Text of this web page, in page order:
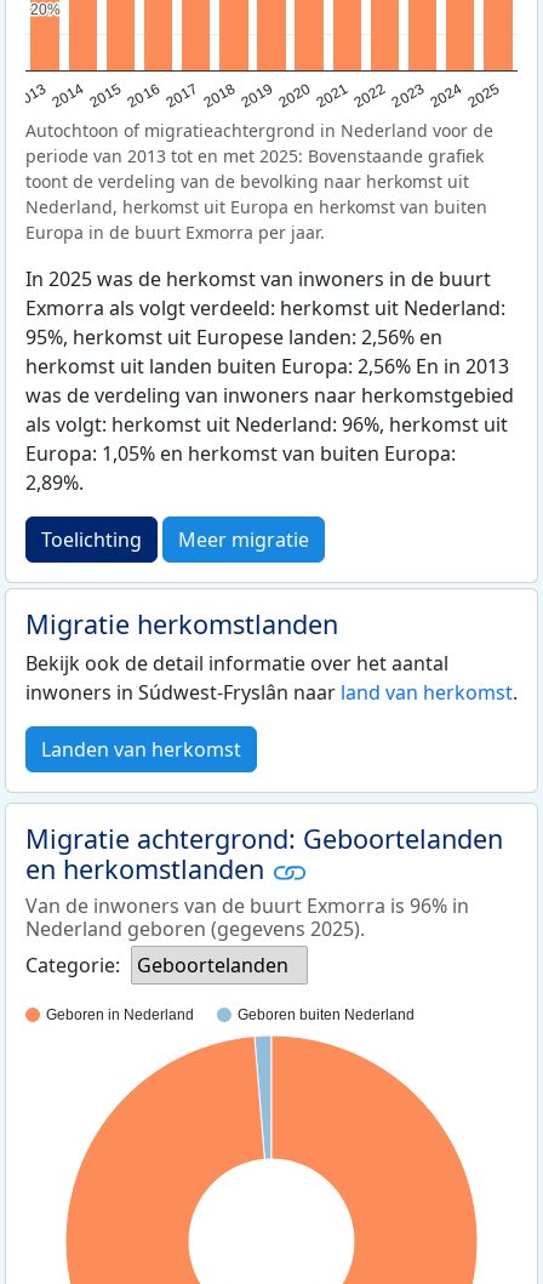
20132014201520162017 20182019 202020212022202320242025
20%
20%
Autochtoon of migratieachtergrond in Nederland voor de
periode van 2013 tot en met 2025: Bovenstaande grafiek
toont de verdeling van de bevolking naar herkomst uit
Nederland, herkomst uit Europa en herkomst van buiten
Europa in de buurt Exmorra per jaar.
In 2025 was de herkomst van inwoners in de buurt
Exmorra als volgt verdeeld: herkomst uit Nederland:
95%, herkomst uit Europese landen: 2,56% en
herkomst uit landen buiten Europa: 2,56% En in 2013
was de verdeling van inwoners naar herkomstgebied
als volgt: herkomst uit Nederland: 96%, herkomst uit
Europa: 1,05% en herkomst van buiten Europa:
2,89%.
Toelichting Meer migratie
Migratie herkomstlanden
Bekijk ook de detail informatie over het aantal
inwoners in Súdwest-Fryslân naar land van herkomst.
Landen van herkomst
Migratie achtergrond: Geboortelanden
en herkomstlanden
Van de inwoners van de buurt Exmorra is 96% in
Nederland geboren (gegevens 2025).
Categorie:
Geboortelanden
Geboren in Nederland Geboren buiten Nederland